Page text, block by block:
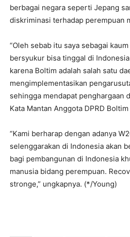
berbagai negara seperti Jepang
diskriminasi terhadap perempuan
“Oleh sebab itu saya sebagai
bersyukur bisa tinggal di
karena Boltim adalah salah satu
mengimplementasikan
sehingga mendapat penghargaan
Kata Mantan Anggota DPRD
“Kami berharap dengan adanya
selenggarakan di Indonesia akan
bagi pembangunan di Indonesia
manusia bidang perempuan.
stronge,” ungkapnya. (*/Young)